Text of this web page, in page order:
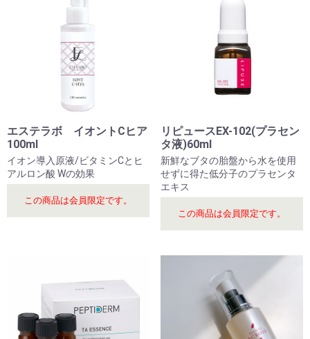
エステラボ イオントCヒア
100ml
イオン導入原液/ビタミンCとヒ
アルロン酸 Wの効果
この商品は会員限定です。
リピュースEX-102(プラセン
タ液)60ml
新鮮なブタの胎盤から水を使用
せずに得た低分子のプラセンタ
エキス
この商品は会員限定です。